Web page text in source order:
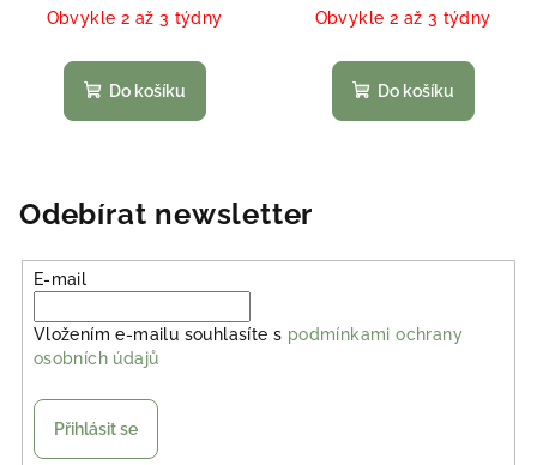
Obvykle 2 až 3 týdny
Do košíku
Obvykle 2 až 3 týdny
Do košíku
Odebírat newsletter
E-mail
Vložením e-mailu souhlasíte s podmínkami ochrany
osobních údajů
Přihlásit se